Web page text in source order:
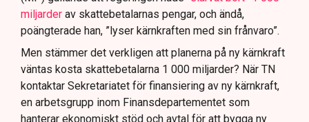
miljarder av skattebetalarnas pengar, och ändå,
poängterade han, ”lyser kärnkraften med sin frånvaro”.
Men stämmer det verkligen att planerna på ny kärnkraft
väntas kosta skattebetalarna 1 000 miljarder? När TN
kontaktar Sekretariatet för finansiering av ny kärnkraft,
en arbetsgrupp inom Finansdepartementet som
hanterar ekonomiskt stöd och avtal för att bygga ny